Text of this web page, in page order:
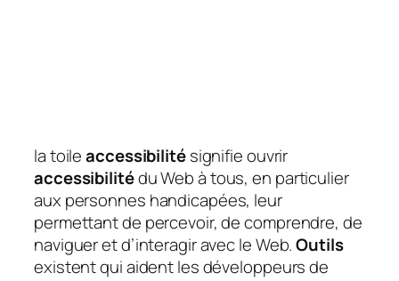
la toileaccessibilitésignifie ouvrir
accessibilitédu Web à tous, en particulier
aux personnes handicapées, leur
permettant de percevoir, de comprendre, de
naviguer et d’interagir avec le Web.Outils
existent qui aident les développeurs de